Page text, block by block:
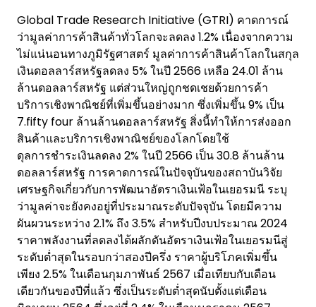
Global Trade Research Initiative (GTRI) คาดการณ์
ว่ามูลค่าการค้าสินค้าทั่วโลกจะลดลง 1.2% เนื่องจากความ
ไม่แน่นอนทางภูมิรัฐศาสตร์ มูลค่าการค้าสินค้าโลกในสกุล
เงินดอลลาร์สหรัฐลดลง 5% ในปี 2566 เหลือ 24.01 ล้าน
ล้านดอลลาร์สหรัฐ แต่ส่วนใหญ่ถูกชดเชยด้วยการค้า
บริการเชิงพาณิชย์ที่เพิ่มขึ้นอย่างมาก ซึ่งเพิ่มขึ้น 9% เป็น
7.fifty four ล้านล้านดอลลาร์สหรัฐ สิ่งนี้ทำให้การส่งออก
สินค้าและบริการเชิงพาณิชย์ของโลกโดยใช้
ดุลการชำระเงินลดลง 2% ในปี 2566 เป็น 30.8 ล้านล้าน
ดอลลาร์สหรัฐ การคาดการณ์ในปัจจุบันของสถาบันวิจัย
เศรษฐกิจเกี่ยวกับการพัฒนาอัตราเงินเฟ้อในเยอรมนี ระบุ
ว่ามูลค่าจะยังคงอยู่ที่ประมาณระดับปัจจุบัน โดยมีความ
ผันผวนระหว่าง 2.1% ถึง 3.5% สำหรับปีงบประมาณ 2024
ราคาพลังงานที่ลดลงได้ผลักดันอัตราเงินเฟ้อในเยอรมนีสู่
ระดับต่ำสุดในรอบกว่าสองปีครึ่ง ราคาผู้บริโภคเพิ่มขึ้น
เพียง 2.5% ในเดือนกุมภาพันธ์ 2567 เมื่อเทียบกับเดือน
เดียวกันของปีที่แล้ว ซึ่งเป็นระดับต่ำสุดนับตั้งแต่เดือน